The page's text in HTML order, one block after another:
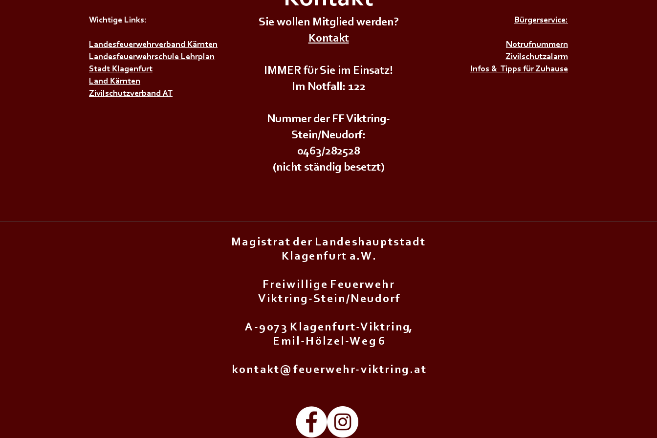
+++𝗝𝗨𝗚𝗘𝗡𝗗𝗙𝗘𝗨𝗘𝗥𝗪𝗘𝗛𝗥Ü𝗕𝗨𝗡𝗚+++ +++𝗝𝗨𝗚𝗘𝗡𝗗𝗙𝗘𝗨𝗘𝗥𝗪𝗘𝗛𝗥Ü𝗕𝗨𝗡𝗚+++
Wichtige Links:
Landesfeuerwehrverband Kärnten
Landesfeuerwehrschule Lehrplan
Stadt Klagenfurt
Land Kärnten
Zivilschutzverband AT
Sie wollen Mitglied werden?
Kontakt
IMMER für Sie im Einsatz!
Im Notfall: 122
Nummer der FF Viktring-
Stein/Neudorf:
0463/282528
(nicht ständig besetzt)
Bürgerservice:
Notrufnummern
Zivilschutzalarm
Infos & Tipps für Zuhause
M a g i s t r a t d e r L a n d e s h a u p t s t a d t
K l a g e n f u r t a . W .
F r e i w i l l i g e F e u e r w e h r
V i k t r i n g - S t e i n / N e u d o r f
A - 9 0 7 3 K l a g e n f u r t - V i k t r i n g,
E m i l - H ö l z e l - W e g 6
k o n t a k t @ f e u e r w e h r - v i k t r i n g . a t